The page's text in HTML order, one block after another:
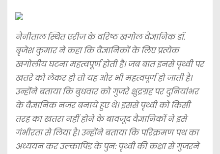
नैनीताल स्थित एरीज के वरिष्ठ खगोल वैज्ञानिक डॉ.
बृजेश कुमार ने कहा कि वैज्ञानिकों के लिए प्रत्येक
खगोलीय घटना महत्वपूर्ण होती है। जब बात इनसे पृथ्वी पर
खतरे को लेकर हो तो यह और भी महत्वपूर्ण हो जाती है।
उन्होंने बताया कि बुधवार को गुजरे क्षुद्रग्रह पर दुनियांभर
के वैज्ञानिक नजर बनाये हुए थे। इससे पृथ्वी को किसी
तरह का खतरा नहीं होने के बावजूद वैज्ञानिकों ने इसे
गंभीरता से लिया है। उन्होंने बताया कि परिक्रमण पथ का
अध्ययन कर उल्कापिंड के पुन: पृथ्वी की कक्षा से गुजरने